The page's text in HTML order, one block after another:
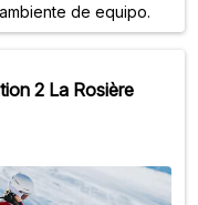
de equipo.
2 La Rosière